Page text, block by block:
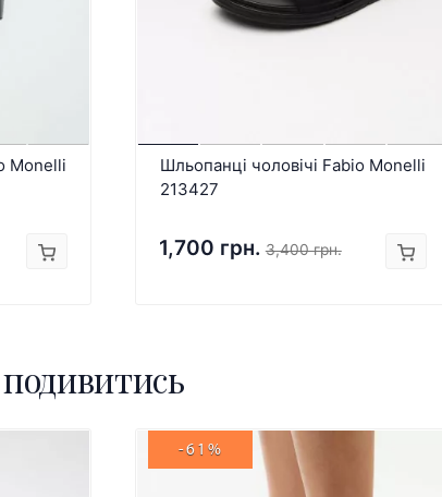
Monelli
Шльопанці чоловічі Fabio Monelli
213427
1,700 грн. 3,400 грн.
-61%